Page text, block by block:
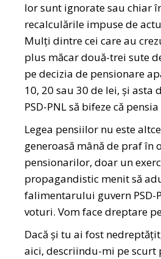
lor sunt ignorate sau chiar
recalculările impuse de
Mulți dintre cei care au
plus măcar două-trei sute
pe decizia de pensionare
10, 20 sau 30 de lei, și asta
PSD-PNL să bifeze că
Legea pensiilor nu este
generoasă mână de praf în
pensionarilor, doar un
propagandistic menit să
falimentarului guvern PSD-
voturi. Vom face dreptare
Dacă și tu ai fost
aici, descriindu-mi pe scurt